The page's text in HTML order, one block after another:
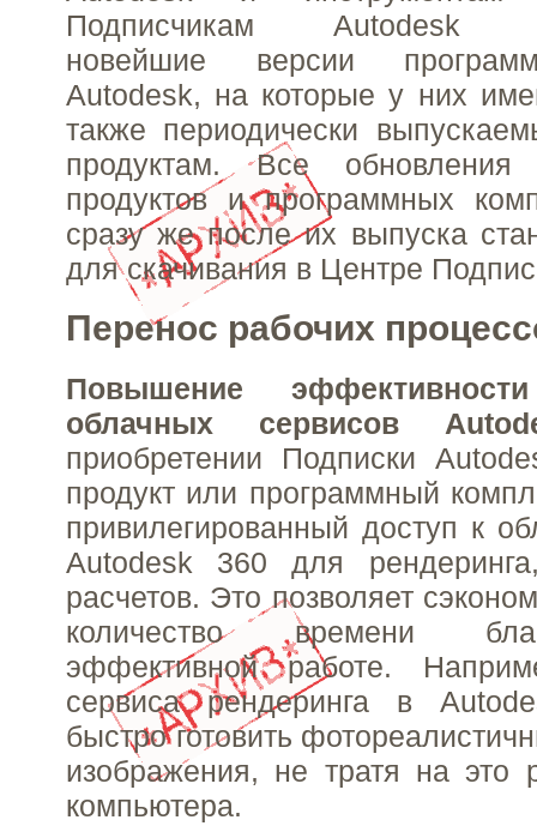
Подписчикам Autodesk
новейшие версии
Autodesk, на которые у них
также периодически
продуктам. Все
продуктов и программных
сразу же после их выпуска
для скачивания в Центре
Перенос рабочих
Повышение
облачных сервисов
приобретении Подписки
продукт или программный
привилегированный доступ к
Autodesk 360 для
расчетов. Это позволяет
количество времени
эффективной работе.
сервиса рендеринга в
быстро готовить
изображения, не тратя на это
компьютера.